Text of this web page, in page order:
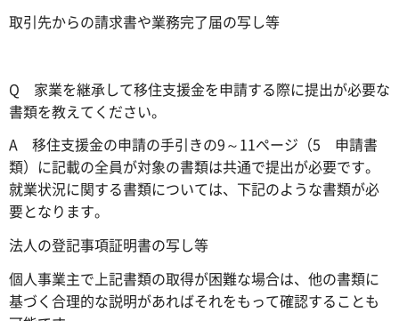
取引先からの請求書や業務完了届の写し等
Q 家業を継承して移住支援金を申請する際に提出が必要な
書類を教えてください。
A 移住支援金の申請の手引きの9～11ページ（5 申請書
類）に記載の全員が対象の書類は共通で提出が必要です。
就業状況に関する書類については、下記のような書類が必
要となります。
法人の登記事項証明書の写し等
個人事業主で上記書類の取得が困難な場合は、他の書類に
基づく合理的な説明があればそれをもって確認することも